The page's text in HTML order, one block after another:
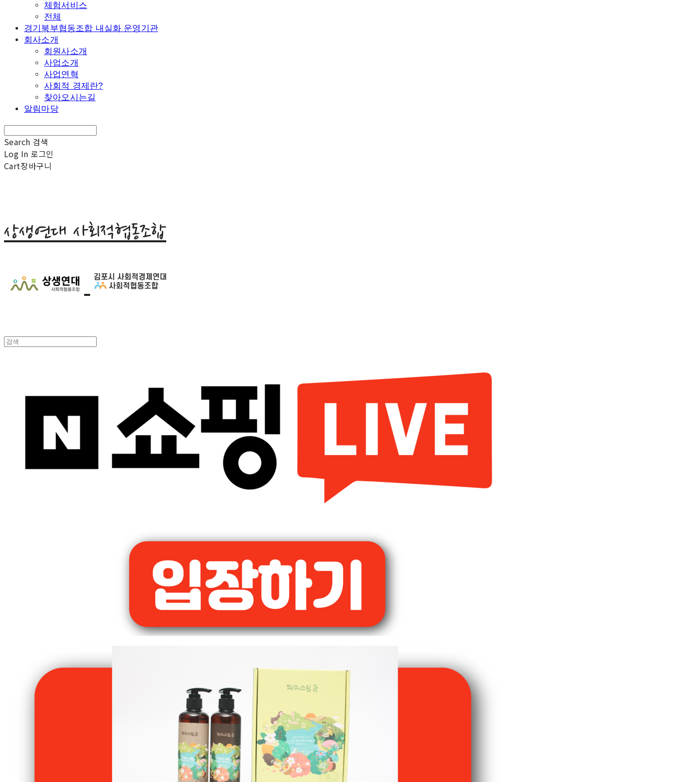
체험서비스
전체
경기북부협동조합 내실화 운영기관
회사소개
회원사소개
사업소개
사업연혁
사회적 경제란?
찾아오시는길
알림마당
Search 검색
Log In 로그인
Cart장바구니
상생연대 사회적협동조합